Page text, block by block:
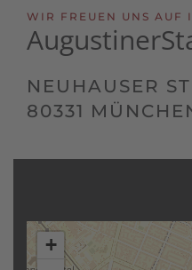
WIR FREUEN UNS AUF
Augustiner
NEUHAUSER
80331
+